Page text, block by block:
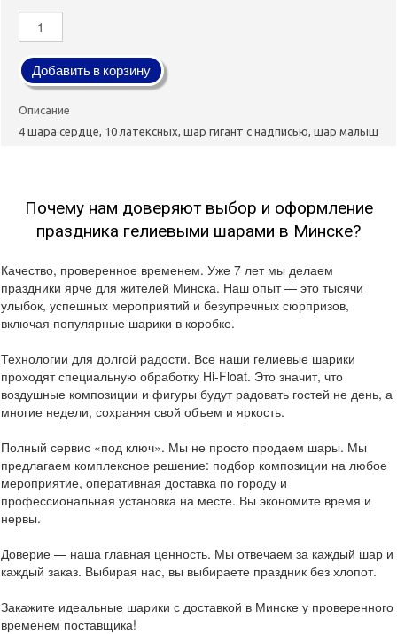
Добавить в корзину
Описание
4 шара сердце, 10 латексных, шар гигант с надписью, шар малыш
Почему нам доверяют выбор и оформление
праздника гелиевыми шарами в Минске?
Качество, проверенное временем. Уже 7 лет мы делаем
праздники ярче для жителей Минска. Наш опыт — это тысячи
улыбок, успешных мероприятий и безупречных сюрпризов,
включая популярные шарики в коробке.
Технологии для долгой радости. Все наши гелиевые шарики
проходят специальную обработку Hi-Float. Это значит, что
воздушные композиции и фигуры будут радовать гостей не день, а
многие недели, сохраняя свой объем и яркость.
Полный сервис «под ключ». Мы не просто продаем шары. Мы
предлагаем комплексное решение: подбор композиции на любое
мероприятие, оперативная доставка по городу и
профессиональная установка на месте. Вы экономите время и
нервы.
Доверие — наша главная ценность. Мы отвечаем за каждый шар и
каждый заказ. Выбирая нас, вы выбираете праздник без хлопот.
Закажите идеальные шарики с доставкой в Минске у проверенного
временем поставщика!